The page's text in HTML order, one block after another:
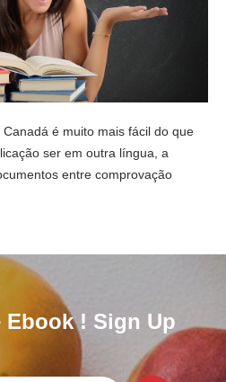
é muito mais fácil do que
ser em outra língua, a
entre comprovação
! Sign Up